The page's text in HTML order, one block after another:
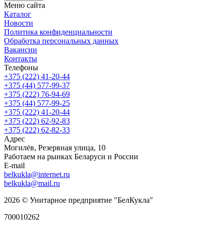
Меню сайта
Каталог
Новости
Политика конфиденциальности
Обработка персональных данных
Вакансии
Контакты
Телефоны
+375 (222) 41-20-44
+375 (44) 577-99-37
+375 (222) 76-94-69
+375 (44) 577-99-25
+375 (222) 41-20-44
+375 (222) 62-92-83
+375 (222) 62-82-33
Адрес
Могилёв, Резервная улица, 10
Работаем на рынках Беларуси и России
E-mail
belkukla@internet.ru
belkukla@mail.ru
2026 © Унитарное предприятие "БелКукла"
700010262